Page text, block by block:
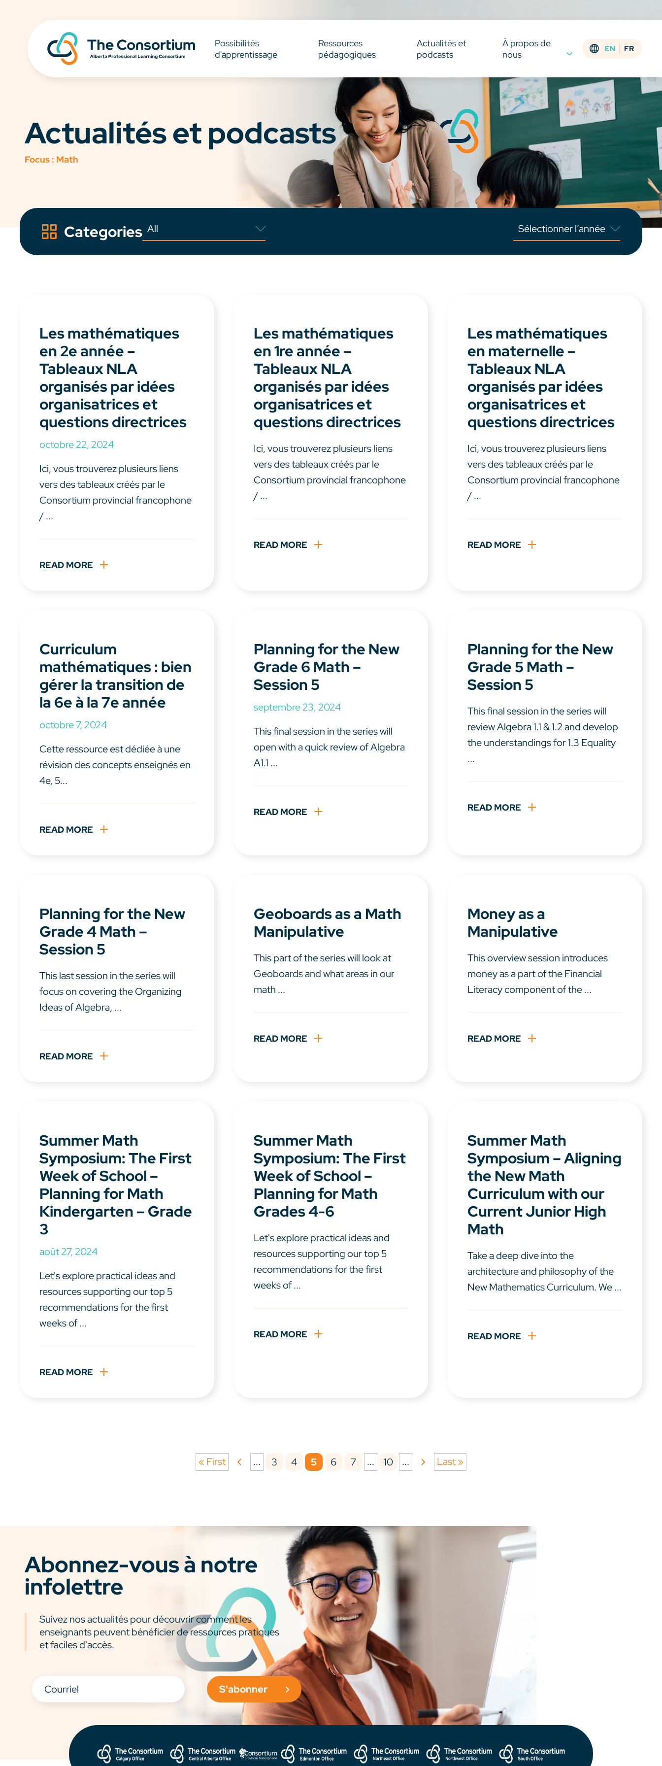
Possibilités
d'apprentissage
Ressources
pédagogiques
Actualités et
podcasts
À propos de
nous
EN FR
Actualités et podcasts
Focus : Math
Categories
Les mathématiques
en 2e année –
Tableaux NLA
organisés par idées
organisatrices et
questions directrices
octobre 22, 2024
Ici, vous trouverez plusieurs liens
vers des tableaux créés par le
Consortium provincial francophone
/ ...
READ MORE
Les mathématiques
en 1re année –
Tableaux NLA
organisés par idées
organisatrices et
questions directrices
Ici, vous trouverez plusieurs liens
vers des tableaux créés par le
Consortium provincial francophone
/ ...
READ MORE
Les mathématiques
en maternelle –
Tableaux NLA
organisés par idées
organisatrices et
questions directrices
Ici, vous trouverez plusieurs liens
vers des tableaux créés par le
Consortium provincial francophone
/ ...
READ MORE
Curriculum
mathématiques : bien
gérer la transition de
la 6e à la 7e année
octobre 7, 2024
Cette ressource est dédiée à une
révision des concepts enseignés en
4e, 5...
READ MORE
Planning for the New
Grade 6 Math –
Session 5
septembre 23, 2024
This final session in the series will
open with a quick review of Algebra
A1.1 ...
READ MORE
Planning for the New
Grade 5 Math –
Session 5
This final session in the series will
review Algebra 1.1 & 1.2 and develop
the understandings for 1.3 Equality
...
READ MORE
Planning for the New
Grade 4 Math –
Session 5
This last session in the series will
focus on covering the Organizing
Ideas of Algebra, ...
READ MORE
Geoboards as a Math
Manipulative
This part of the series will look at
Geoboards and what areas in our
math ...
READ MORE
Money as a
Manipulative
This overview session introduces
money as a part of the Financial
Literacy component of the ...
READ MORE
Summer Math
Symposium: The First
Week of School –
Planning for Math
Kindergarten – Grade
3
août 27, 2024
Let's explore practical ideas and
resources supporting our top 5
recommendations for the first
weeks of ...
READ MORE
Summer Math
Symposium: The First
Week of School –
Planning for Math
Grades 4-6
Let's explore practical ideas and
resources supporting our top 5
recommendations for the first
weeks of ...
READ MORE
Summer Math
Symposium – Aligning
the New Math
Curriculum with our
Current Junior High
Math
Take a deep dive into the
architecture and philosophy of the
New Mathematics Curriculum. We ...
READ MORE
« First ... 3 4 5 6 7 ... 10 ... Last »
Abonnez-vous à notre
infolettre
Suivez nos actualités pour découvrir comment les
enseignants peuvent bénéficier de ressources pratiques
et faciles d'accès.
S'abonner